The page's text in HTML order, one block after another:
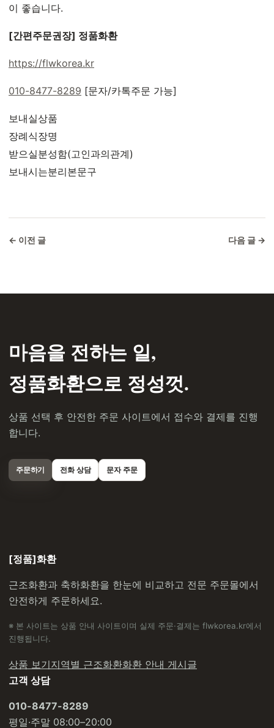
이 좋습니다.
[간편주문권장] 정품화환
https://flwkorea.kr
010-8477-8289 [문자/카톡주문 가능]
보내실상품
장례식장명
받으실분성함(고인과의관계)
보내시는분리본문구
← 이전 글 다음 글 →
마음을 전하는 일,
정품화환으로 정성껏.
상품 선택 후 안전한 주문 사이트에서 접수와 결제를 진행
합니다.
주문하기 전화 상담 문자 주문
[정품]화환
근조화환과 축하화환을 한눈에 비교하고 전문 주문몰에서
안전하게 주문하세요.
※ 본 사이트는 상품 안내 사이트이며 실제 주문·결제는 flwkorea.kr에서
진행됩니다.
상품 보기지역별 근조화환화환 안내 게시글
고객 상담
010-8477-8289
평일·주말 08:00–20:00